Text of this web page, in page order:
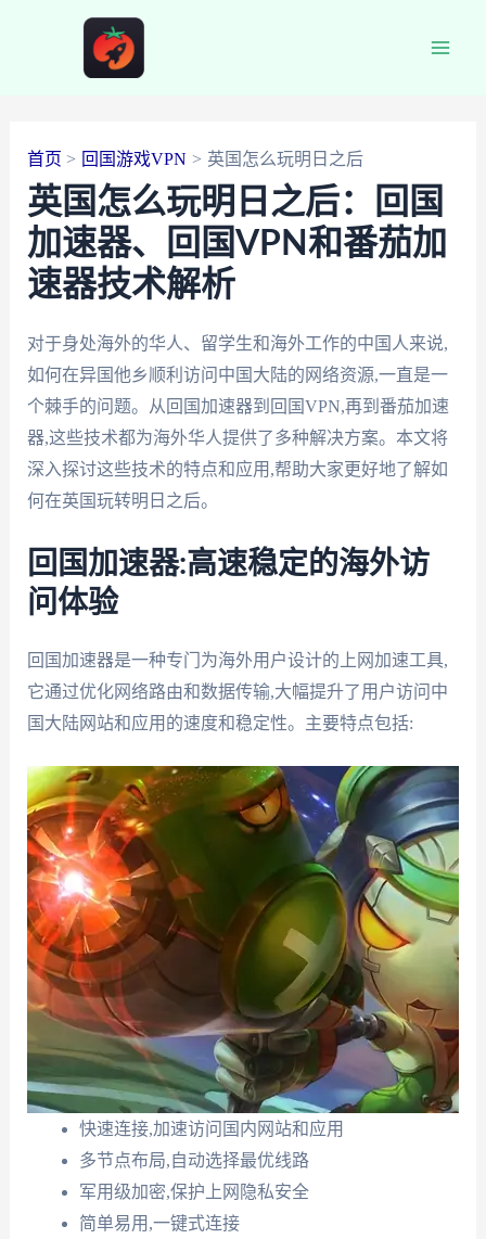
首页 回国游戏VPN 英国怎么玩明日之后
英国怎么玩明日之后：回国
加速器、回国VPN和番茄加
速器技术解析
对于身处海外的华人、留学生和海外工作的中国人来说,
如何在异国他乡顺利访问中国大陆的网络资源,一直是一
个棘手的问题。从回国加速器到回国VPN,再到番茄加速
器,这些技术都为海外华人提供了多种解决方案。本文将
深入探讨这些技术的特点和应用,帮助大家更好地了解如
何在英国玩转明日之后。
回国加速器:高速稳定的海外访
问体验
回国加速器是一种专门为海外用户设计的上网加速工具,
它通过优化网络路由和数据传输,大幅提升了用户访问中
国大陆网站和应用的速度和稳定性。主要特点包括:
快速连接,加速访问国内网站和应用
多节点布局,自动选择最优线路
军用级加密,保护上网隐私安全
简单易用,一键式连接